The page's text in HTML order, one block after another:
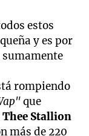
estos
y es por
sumamente
rompiendo
que
Stallion
más de 220